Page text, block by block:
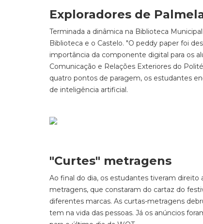
Exploradores de
Terminada a dinâmica na Biblioteca
Biblioteca e o Castelo. "O peddy paper foi
importância da componente digital para os
Comunicação e Relações Exteriores do
quatro pontos de paragem, os estudantes
de inteligência artificial.
"Curtes" metragens
Ao final do dia, os estudantes tiveram direito
metragens, que constaram do cartaz do
diferentes marcas. As curtas-metragens
tem na vida das pessoas. Já os anúncios